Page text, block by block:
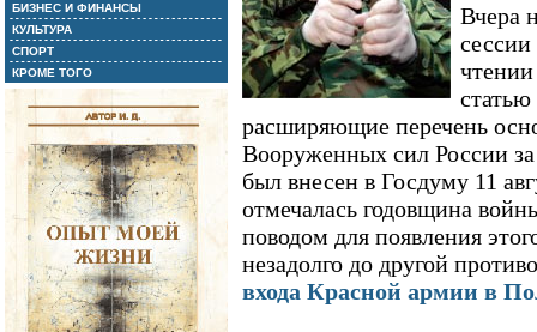
БИЗНЕС И ФИНАНСЫ
КУЛЬТУРА
СПОРТ
КРОМЕ ТОГО
Вчера
расширяющие перечень
Вооруженных сил России
был внесен в Госдуму 11
отмечалась годовщина
поводом для появления
незадолго до другой
входа Красной армии в